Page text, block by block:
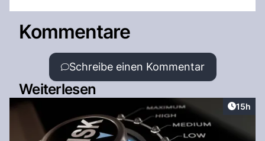
Kommentare
Schreibe einen Kommentar
Weiterlesen
Artikel
15h